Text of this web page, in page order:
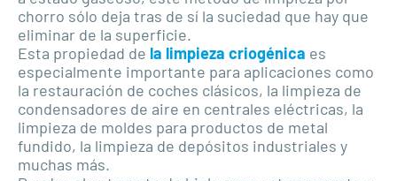
chorro sólo deja tras de sí la suciedad que hay que
eliminar de la superficie.
Esta propiedad de la limpieza criogénica es
especialmente importante para aplicaciones como
la restauración de coches clásicos, la limpieza de
condensadores de aire en centrales eléctricas, la
limpieza de moldes para productos de metal
fundido, la limpieza de depósitos industriales y
muchas más.